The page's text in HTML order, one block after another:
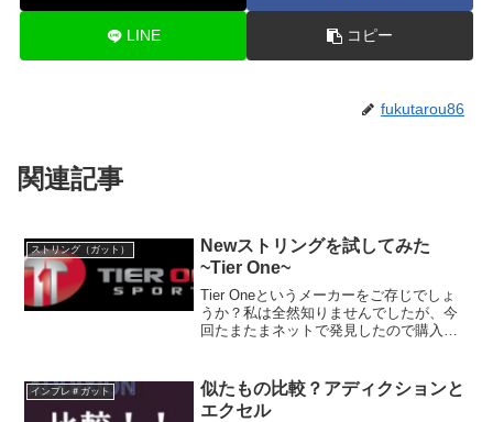
LINE コピー
fukutarou86
関連記事
ストリング（ガット）
Newストリングを試してみた
~Tier One~
Tier Oneというメーカーをご存じでしょ
うか？私は全然知りませんでしたが、今
回たまたまネットで発見したので購入し
リング。お値段も比較的安価で購入でき
るので「マイルドな打球感の多角形ポリ
エステル系ストリング」を探している方
インプレ＃ガット
似たもの比較？アディクションと
エクセル